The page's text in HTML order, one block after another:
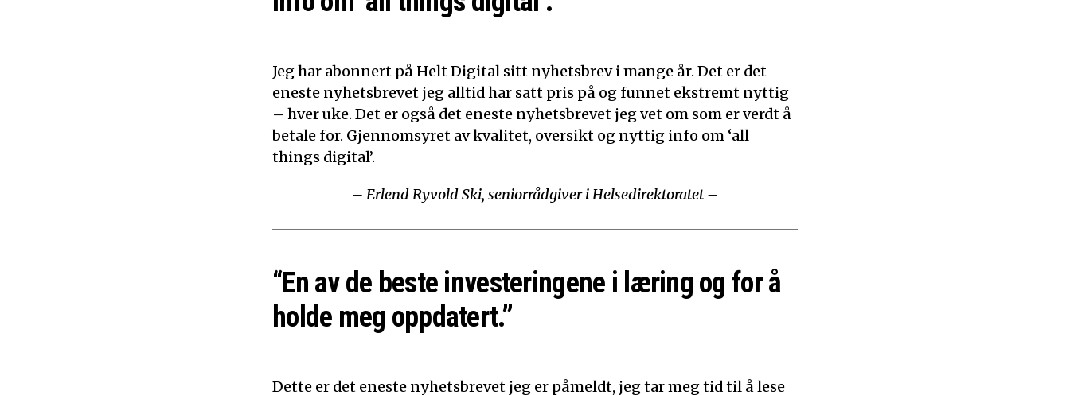
Jeg har abonnert på Helt Digital sitt nyhetsbrev i mange år. Det er det
eneste nyhetsbrevet jeg alltid har satt pris på og funnet ekstremt nyttig
– hver uke. Det er også det eneste nyhetsbrevet jeg vet om som er verdt å
betale for. Gjennomsyret av kvalitet, oversikt og nyttig info om ‘all
things digital’.
– Erlend Ryvold Ski, seniorrådgiver i Helsedirektoratet –
“En av de beste investeringene i læring og for å
holde meg oppdatert.”
Dette er det eneste nyhetsbrevet jeg er påmeldt, jeg tar meg tid til å lese